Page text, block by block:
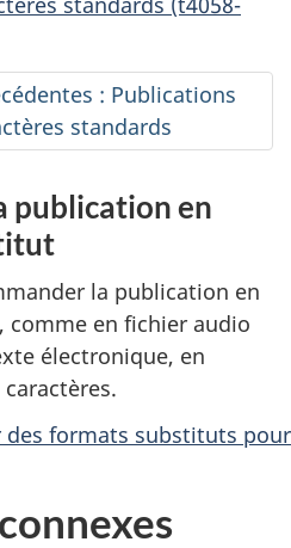
: Publications
standards
publication en
la publication en
en fichier audio
électronique, en
des formats substituts